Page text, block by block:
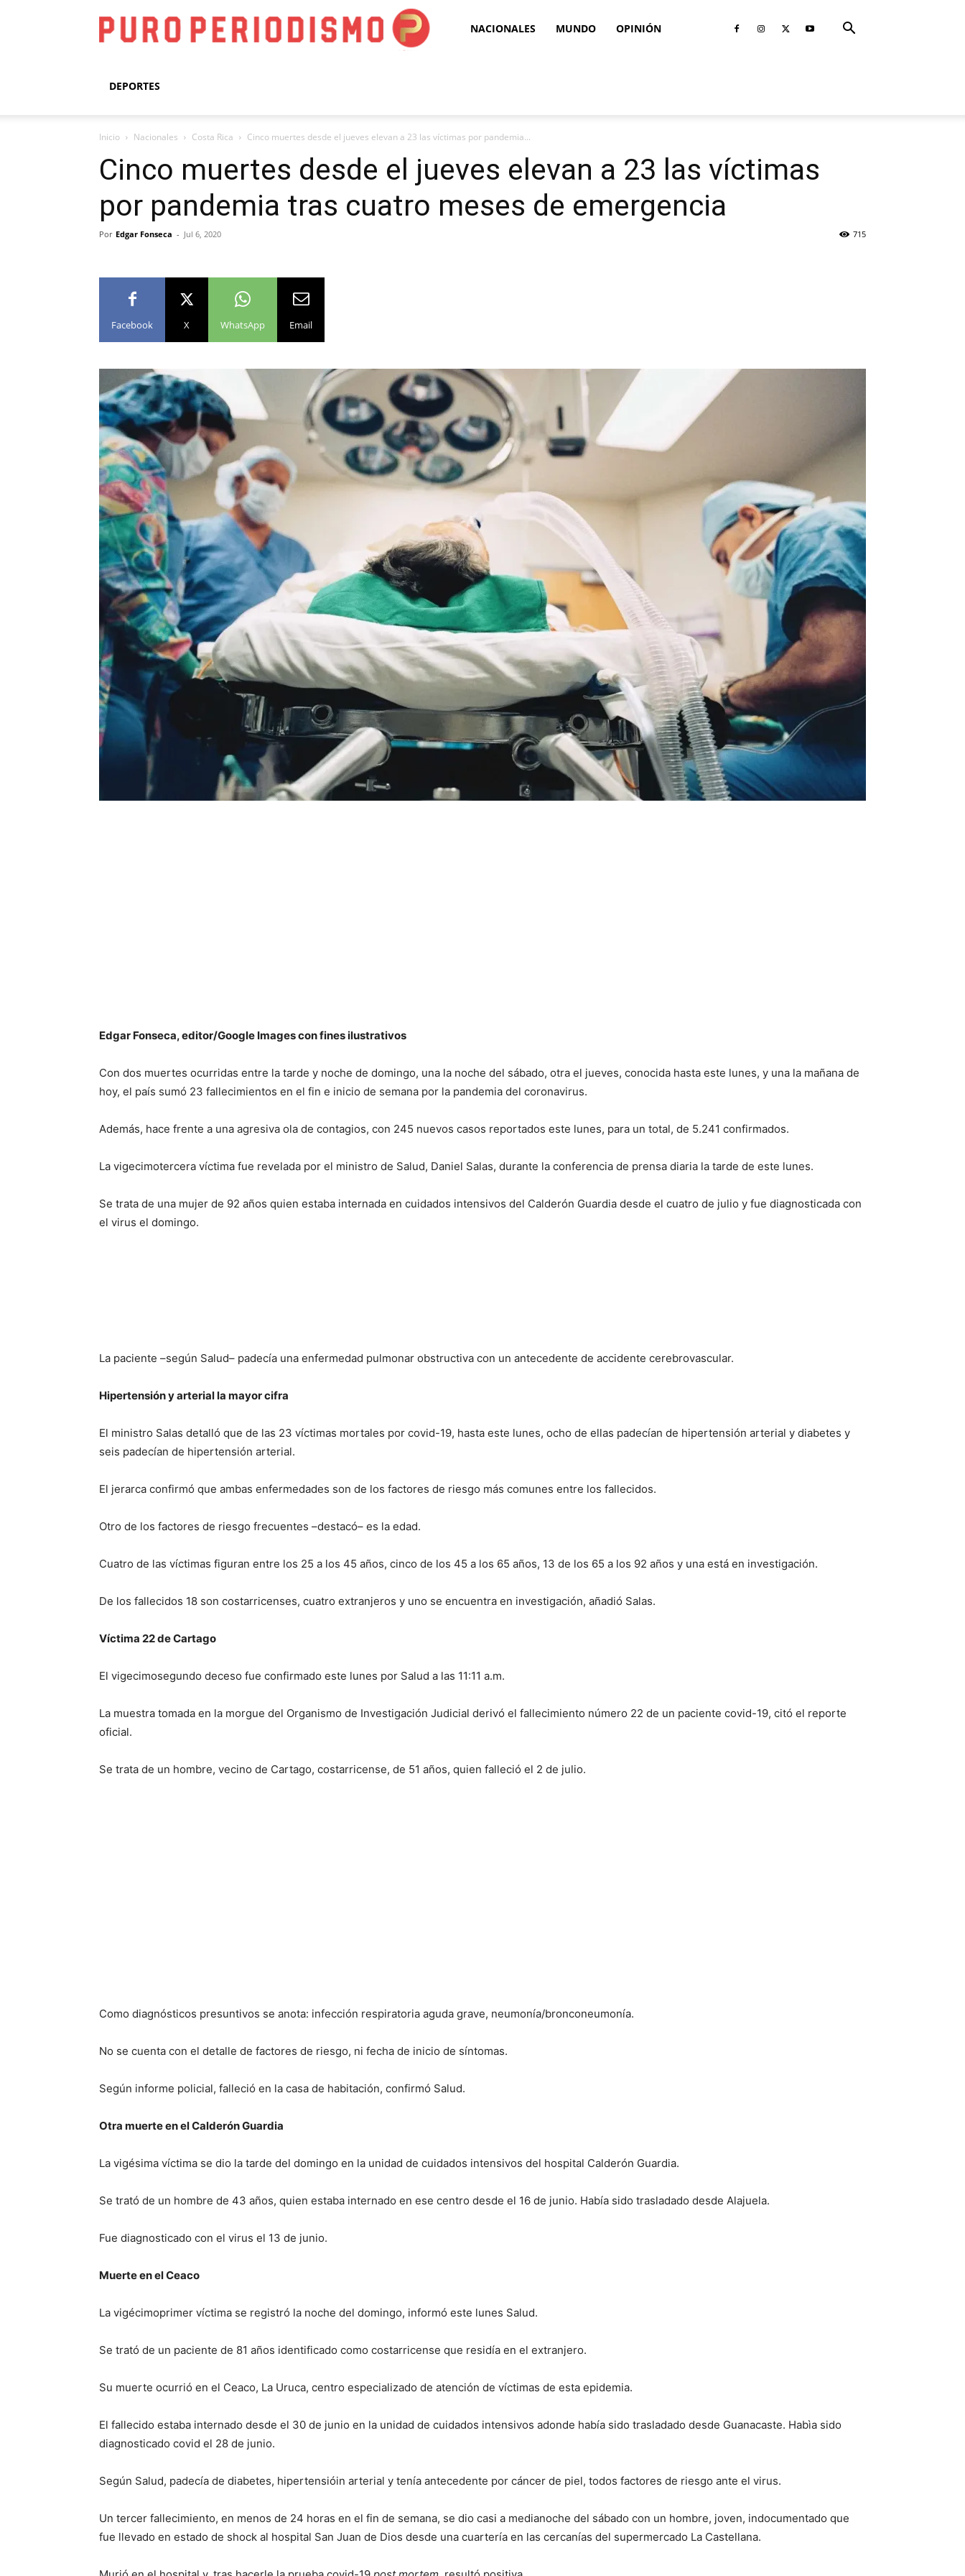
Puro NACIONALES MUNDO OPINIÓN
DEPORTES
Inicio Nacionales Costa Rica Cinco muertes desde el jueves elevan a 23 las víctimas por pandemia...
Cinco muertes desde el jueves elevan a 23 las víctimas
por pandemia tras cuatro meses de emergencia
Por Edgar Fonseca - Jul 6, 2020 715
Facebook X WhatsApp Email
Edgar Fonseca, editor/Google Images con fines ilustrativos
Con dos muertes ocurridas entre la tarde y noche de domingo, una la noche del sábado, otra el jueves, conocida hasta este lunes, y una la mañana de
hoy, el país sumó 23 fallecimientos en el fin e inicio de semana por la pandemia del coronavirus.
Además, hace frente a una agresiva ola de contagios, con 245 nuevos casos reportados este lunes, para un total, de 5.241 confirmados.
La vigecimotercera víctima fue revelada por el ministro de Salud, Daniel Salas, durante la conferencia de prensa diaria la tarde de este lunes.
Se trata de una mujer de 92 años quien estaba internada en cuidados intensivos del Calderón Guardia desde el cuatro de julio y fue diagnosticada con
el virus el domingo.
La paciente –según Salud– padecía una enfermedad pulmonar obstructiva con un antecedente de accidente cerebrovascular.
Hipertensión y arterial la mayor cifra
El ministro Salas detalló que de las 23 víctimas mortales por covid-19, hasta este lunes, ocho de ellas padecían de hipertensión arterial y diabetes y
seis padecían de hipertensión arterial.
El jerarca confirmó que ambas enfermedades son de los factores de riesgo más comunes entre los fallecidos.
Otro de los factores de riesgo frecuentes –destacó– es la edad.
Cuatro de las víctimas figuran entre los 25 a los 45 años, cinco de los 45 a los 65 años, 13 de los 65 a los 92 años y una está en investigación.
De los fallecidos 18 son costarricenses, cuatro extranjeros y uno se encuentra en investigación, añadió Salas.
Víctima 22 de Cartago
El vigecimosegundo deceso fue confirmado este lunes por Salud a las 11:11 a.m.
La muestra tomada en la morgue del Organismo de Investigación Judicial derivó el fallecimiento número 22 de un paciente covid-19, citó el reporte
oficial.
Se trata de un hombre, vecino de Cartago, costarricense, de 51 años, quien falleció el 2 de julio.
Como diagnósticos presuntivos se anota: infección respiratoria aguda grave, neumonía/bronconeumonía.
No se cuenta con el detalle de factores de riesgo, ni fecha de inicio de síntomas.
Según informe policial, falleció en la casa de habitación, confirmó Salud.
Otra muerte en el Calderón Guardia
La vigésima víctima se dio la tarde del domingo en la unidad de cuidados intensivos del hospital Calderón Guardia.
Se trató de un hombre de 43 años, quien estaba internado en ese centro desde el 16 de junio. Había sido trasladado desde Alajuela.
Fue diagnosticado con el virus el 13 de junio.
Muerte en el Ceaco
La vigécimoprimer víctima se registró la noche del domingo, informó este lunes Salud.
Se trató de un paciente de 81 años identificado como costarricense que residía en el extranjero.
Su muerte ocurrió en el Ceaco, La Uruca, centro especializado de atención de víctimas de esta epidemia.
El fallecido estaba internado desde el 30 de junio en la unidad de cuidados intensivos adonde había sido trasladado desde Guanacaste. Habìa sido
diagnosticado covid el 28 de junio.
Según Salud, padecía de diabetes, hipertensióin arterial y tenía antecedente por cáncer de piel, todos factores de riesgo ante el virus.
Un tercer fallecimiento, en menos de 24 horas en el fin de semana, se dio casi a medianoche del sábado con un hombre, joven, indocumentado que
fue llevado en estado de shock al hospital San Juan de Dios desde una cuartería en las cercanías del supermercado La Castellana.